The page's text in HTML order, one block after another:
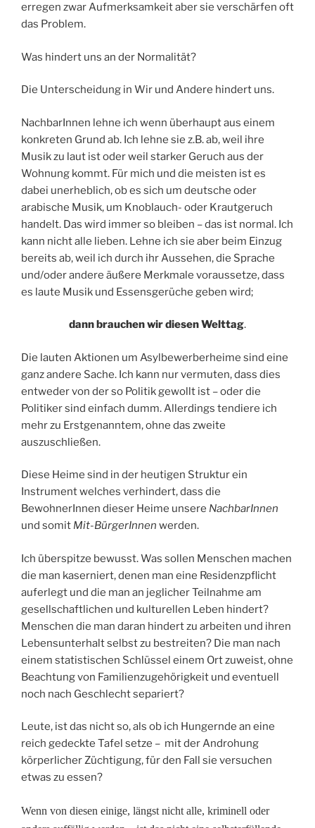
erregen zwar Aufmerksamkeit aber sie verschärfen oft
das Problem.
Was hindert uns an der Normalität?
Die Unterscheidung in Wir und Andere hindert uns.
NachbarInnen lehne ich wenn überhaupt aus einem
konkreten Grund ab. Ich lehne sie z.B. ab, weil ihre
Musik zu laut ist oder weil starker Geruch aus der
Wohnung kommt. Für mich und die meisten ist es
dabei unerheblich, ob es sich um deutsche oder
arabische Musik, um Knoblauch- oder Krautgeruch
handelt. Das wird immer so bleiben – das ist normal. Ich
kann nicht alle lieben. Lehne ich sie aber beim Einzug
bereits ab, weil ich durch ihr Aussehen, die Sprache
und/oder andere äußere Merkmale voraussetze, dass
es laute Musik und Essensgerüche geben wird;
dann brauchen wir diesen Welttag.
Die lauten Aktionen um Asylbewerberheime sind eine
ganz andere Sache. Ich kann nur vermuten, dass dies
entweder von der so Politik gewollt ist – oder die
Politiker sind einfach dumm. Allerdings tendiere ich
mehr zu Erstgenanntem, ohne das zweite
auszuschließen.
Diese Heime sind in der heutigen Struktur ein
Instrument welches verhindert, dass die
BewohnerInnen dieser Heime unsere NachbarInnen
und somit Mit-BürgerInnen werden.
Ich überspitze bewusst. Was sollen Menschen machen
die man kaserniert, denen man eine Residenzpflicht
auferlegt und die man an jeglicher Teilnahme am
gesellschaftlichen und kulturellen Leben hindert?
Menschen die man daran hindert zu arbeiten und ihren
Lebensunterhalt selbst zu bestreiten? Die man nach
einem statistischen Schlüssel einem Ort zuweist, ohne
Beachtung von Familienzugehörigkeit und eventuell
noch nach Geschlecht separiert?
Leute, ist das nicht so, als ob ich Hungernde an eine
reich gedeckte Tafel setze – mit der Androhung
körperlicher Züchtigung, für den Fall sie versuchen
etwas zu essen?
Wenn von diesen einige, längst nicht alle, kriminell oder